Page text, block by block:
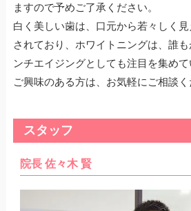
ますので予めご了承ください。
白く美しい歯は、口元から若々しく
されており、ホワイトニングは、誰
ンチエイジングとしても注目を集めて
ご興味のある方は、お気軽にご相談く
スタッフ
院長 佐々木 賢